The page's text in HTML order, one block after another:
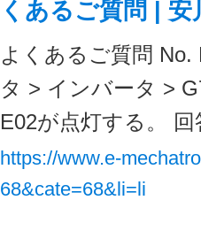
くあるご質問 |
よくあるご質問
タ > インバータ >
E02が点灯する。
https://www.e-
68&cate=68&li=li